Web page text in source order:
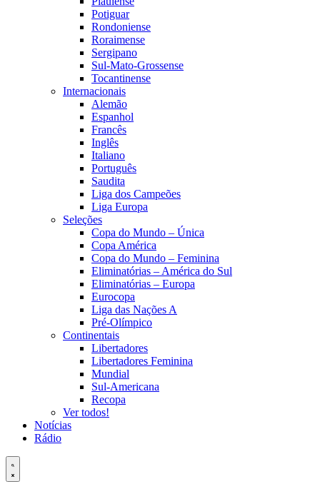
Potiguar
Rondoniense
Roraimense
Sergipano
Sul-Mato-Grossense
Tocantinense
Internacionais
Alemão
Espanhol
Francês
Inglês
Italiano
Português
Saudita
Liga dos Campeões
Liga Europa
Seleções
Copa do Mundo – Única
Copa América
Copa do Mundo – Feminina
Eliminatórias – América do Sul
Eliminatórias – Europa
Eurocopa
Liga das Nações A
Pré-Olímpico
Continentais
Libertadores
Libertadores Feminina
Mundial
Sul-Americana
Recopa
Ver todos!
Notícias
Rádio